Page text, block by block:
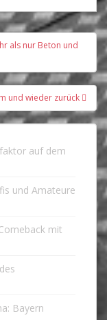
als nur Beton und
und wieder zurück
auf dem
und Amateure
mit
Bayern